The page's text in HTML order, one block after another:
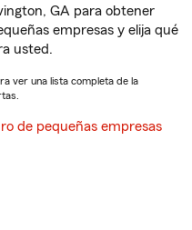
GA para obtener
empresas y elija qué
usted.
ver una lista completa de la
de pequeñas empresas